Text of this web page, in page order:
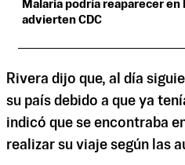
Malaria podría reaparecer en
advierten CDC
Rivera dijo que, al día
su país debido a que ya
indicó que se encontraba
realizar su viaje según las